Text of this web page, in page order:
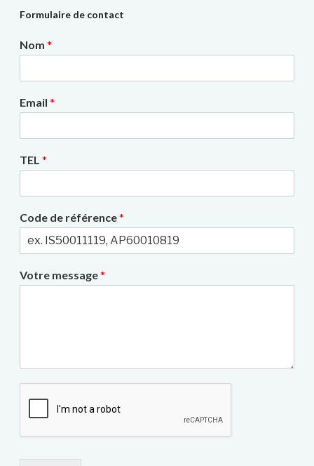
Formulaire de contact
Nom *
Email *
TEL *
Code de référence*
Votre message*